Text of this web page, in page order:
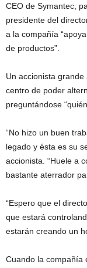
CEO de Symantec,
presidente del
a la compañía
de productos”.
Un accionista
centro de poder
preguntándose
“No hizo un buen
legado y ésta es su
accionista. “Huele a
bastante aterrador
“Espero que el
que estará
estarán creando un
Cuando la compañía